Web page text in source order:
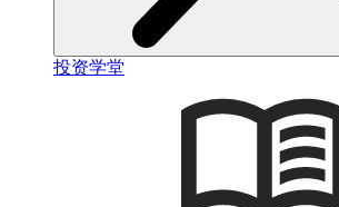
投资学堂